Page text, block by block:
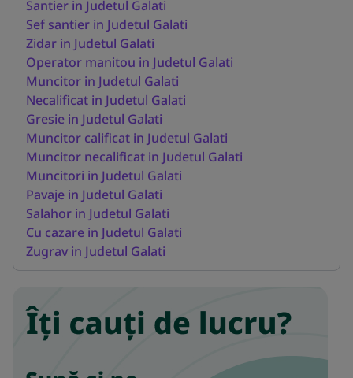
Santier in Judetul Galati
Sef santier in Judetul Galati
Zidar in Judetul Galati
Operator manitou in Judetul Galati
Muncitor in Judetul Galati
Necalificat in Judetul Galati
Gresie in Judetul Galati
Muncitor calificat in Judetul Galati
Muncitor necalificat in Judetul Galati
Muncitori in Judetul Galati
Pavaje in Judetul Galati
Salahor in Judetul Galati
Cu cazare in Judetul Galati
Zugrav in Judetul Galati